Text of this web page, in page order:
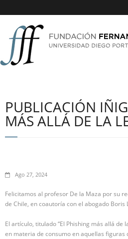
PUBLICACIÓN
MÁS ALLÁ DE LA
Ago 27, 2024
Felicitamos al profesor De la Maza por su
de Chile, en coautoría con el abogado Boris
El artículo, titulado “El Phishing más allá de
en materia de consumo en aquellas figuras